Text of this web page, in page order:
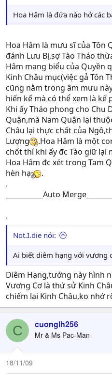
Hoa Hâm là đứa nào hở các
Hoa Hâm là mưu sĩ của Tôn
đánh Lưu Bị,sợ Tào Tháo
Hâm mang biểu của Quyền
Kinh Châu mục(việc gả Tôn
cũng nằm trong âm mưu
hiến kế mà có thể xem là kế
Khi ấy Tháo phong cho Chu
Quận,mà Nam Quận lại
Châu lại thực chất của
Lượng
.Hoa Hâm là một
chốt thí khi ấy đc Tào giữ lại
Hoa Hâm đc xét trong Tam
hèn hạ
.
.
___________Auto
.
Not.I.die nói:
Ai biết diêm hạng với vương
Diêm Hạng,tướng này hình
Vương Cơ là thứ sử Kinh
chiếm lại Kinh Châu,ko nhớ
C cuonglh256
Mr & Ms Pac-Man
18/11/09